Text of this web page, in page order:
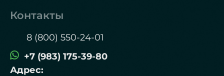
Контакты
8 (800) 550-24-01
+7 (983) 175-39-80
Адрес: